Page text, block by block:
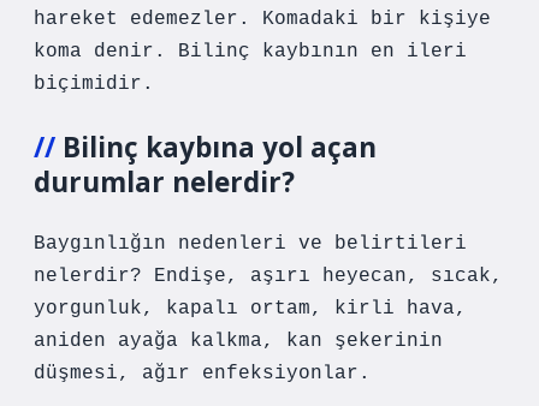
hareket edemezler. Komadaki bir kişiye
koma denir. Bilinç kaybının en ileri
biçimidir.
Bilinç kaybına yol açan
durumlar nelerdir?
Baygınlığın nedenleri ve belirtileri
nelerdir? Endişe, aşırı heyecan, sıcak,
yorgunluk, kapalı ortam, kirli hava,
aniden ayağa kalkma, kan şekerinin
düşmesi, ağır enfeksiyonlar.